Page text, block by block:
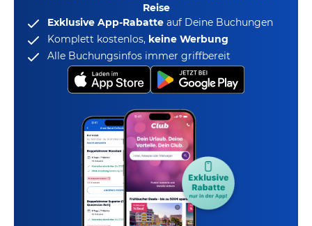
Reise
Exklusive App-Rabatte auf Deine Buchungen
Komplett kostenlos, keine Werbung
Alle Buchungsinfos immer griffbereit